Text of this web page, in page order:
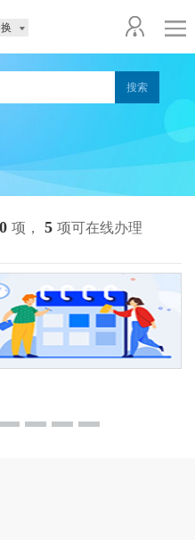
项， 5 项可在线办理